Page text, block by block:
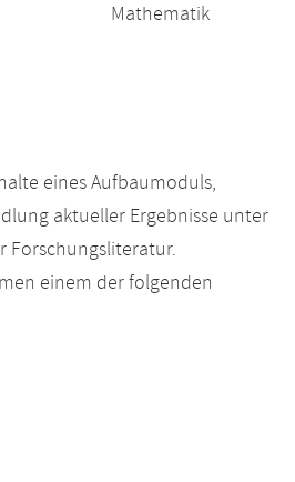
Mathematik
eines Aufbaumoduls,
aktueller Ergebnisse unter
Forschungsliteratur.
einem der folgenden